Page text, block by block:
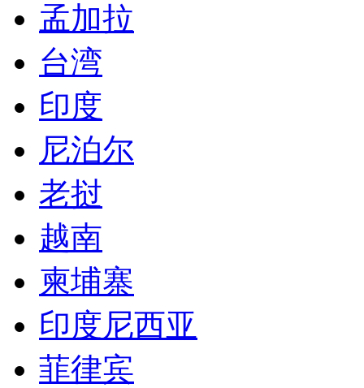
孟加拉
台湾
印度
尼泊尔
老挝
越南
柬埔寨
印度尼西亚
菲律宾